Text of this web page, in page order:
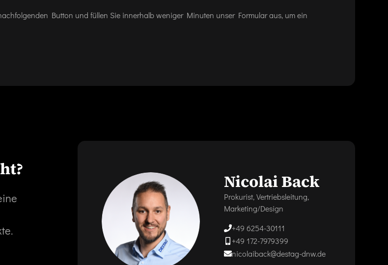
Button und füllen Sie innerhalb weniger Minuten unser Formular aus, um ein
Nicolai Back
Prokurist, Vertriebsleitung,
Marketing/Design
+49 6254-30111
+49 172-7979399
nicolaiback@destag-dnw.de